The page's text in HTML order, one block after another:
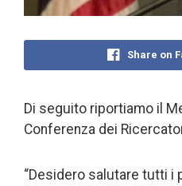
Share on
Di seguito riportiamo il
Conferenza dei
“Desidero salutare tutti i